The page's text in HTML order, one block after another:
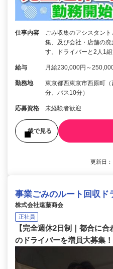
仕事内容
ごみ収集のアシスタン
集、及び会社・店舗の
す。ドライバーと2人1
給与 月給230,000円～
勤務地
東京都西東京市西原町
分、バス10分）
応募資格 未経験者歓迎
後で見る
更新日
事業ごみのルート回収ド
株式会社遠藤商会
正社員
【完全週休2日制｜都合に
のドライバーを増員大募集